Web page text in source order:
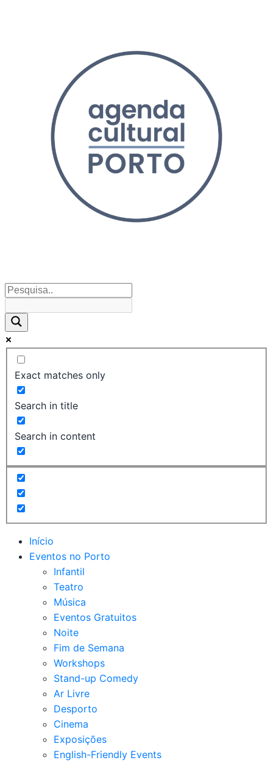
Exact matches only
Search in title
Search in content
Início
Eventos no Porto
Infantil
Teatro
Música
Eventos Gratuitos
Noite
Fim de Semana
Workshops
Stand-up Comedy
Ar Livre
Desporto
Cinema
Exposições
English-Friendly Events